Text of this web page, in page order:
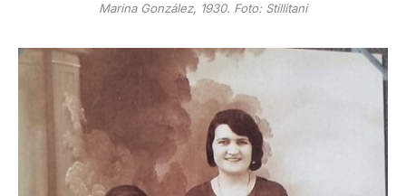
Marina González, 1930. Foto: Stillitani